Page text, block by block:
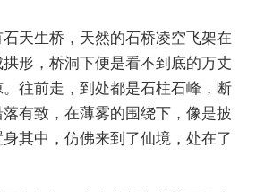
天生桥，天然的石桥凌空飞架在
形，桥洞下便是看不到底的万丈
往前走，到处都是石柱石峰，断
有致，在薄雾的围绕下，像是披
身其中，仿佛来到了仙境，处在了